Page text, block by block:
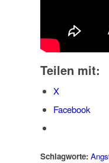
Teilen mit:
X
Facebook
Schlagworte: